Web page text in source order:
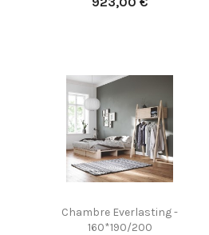
Chambre Everlasting -
160*190/200